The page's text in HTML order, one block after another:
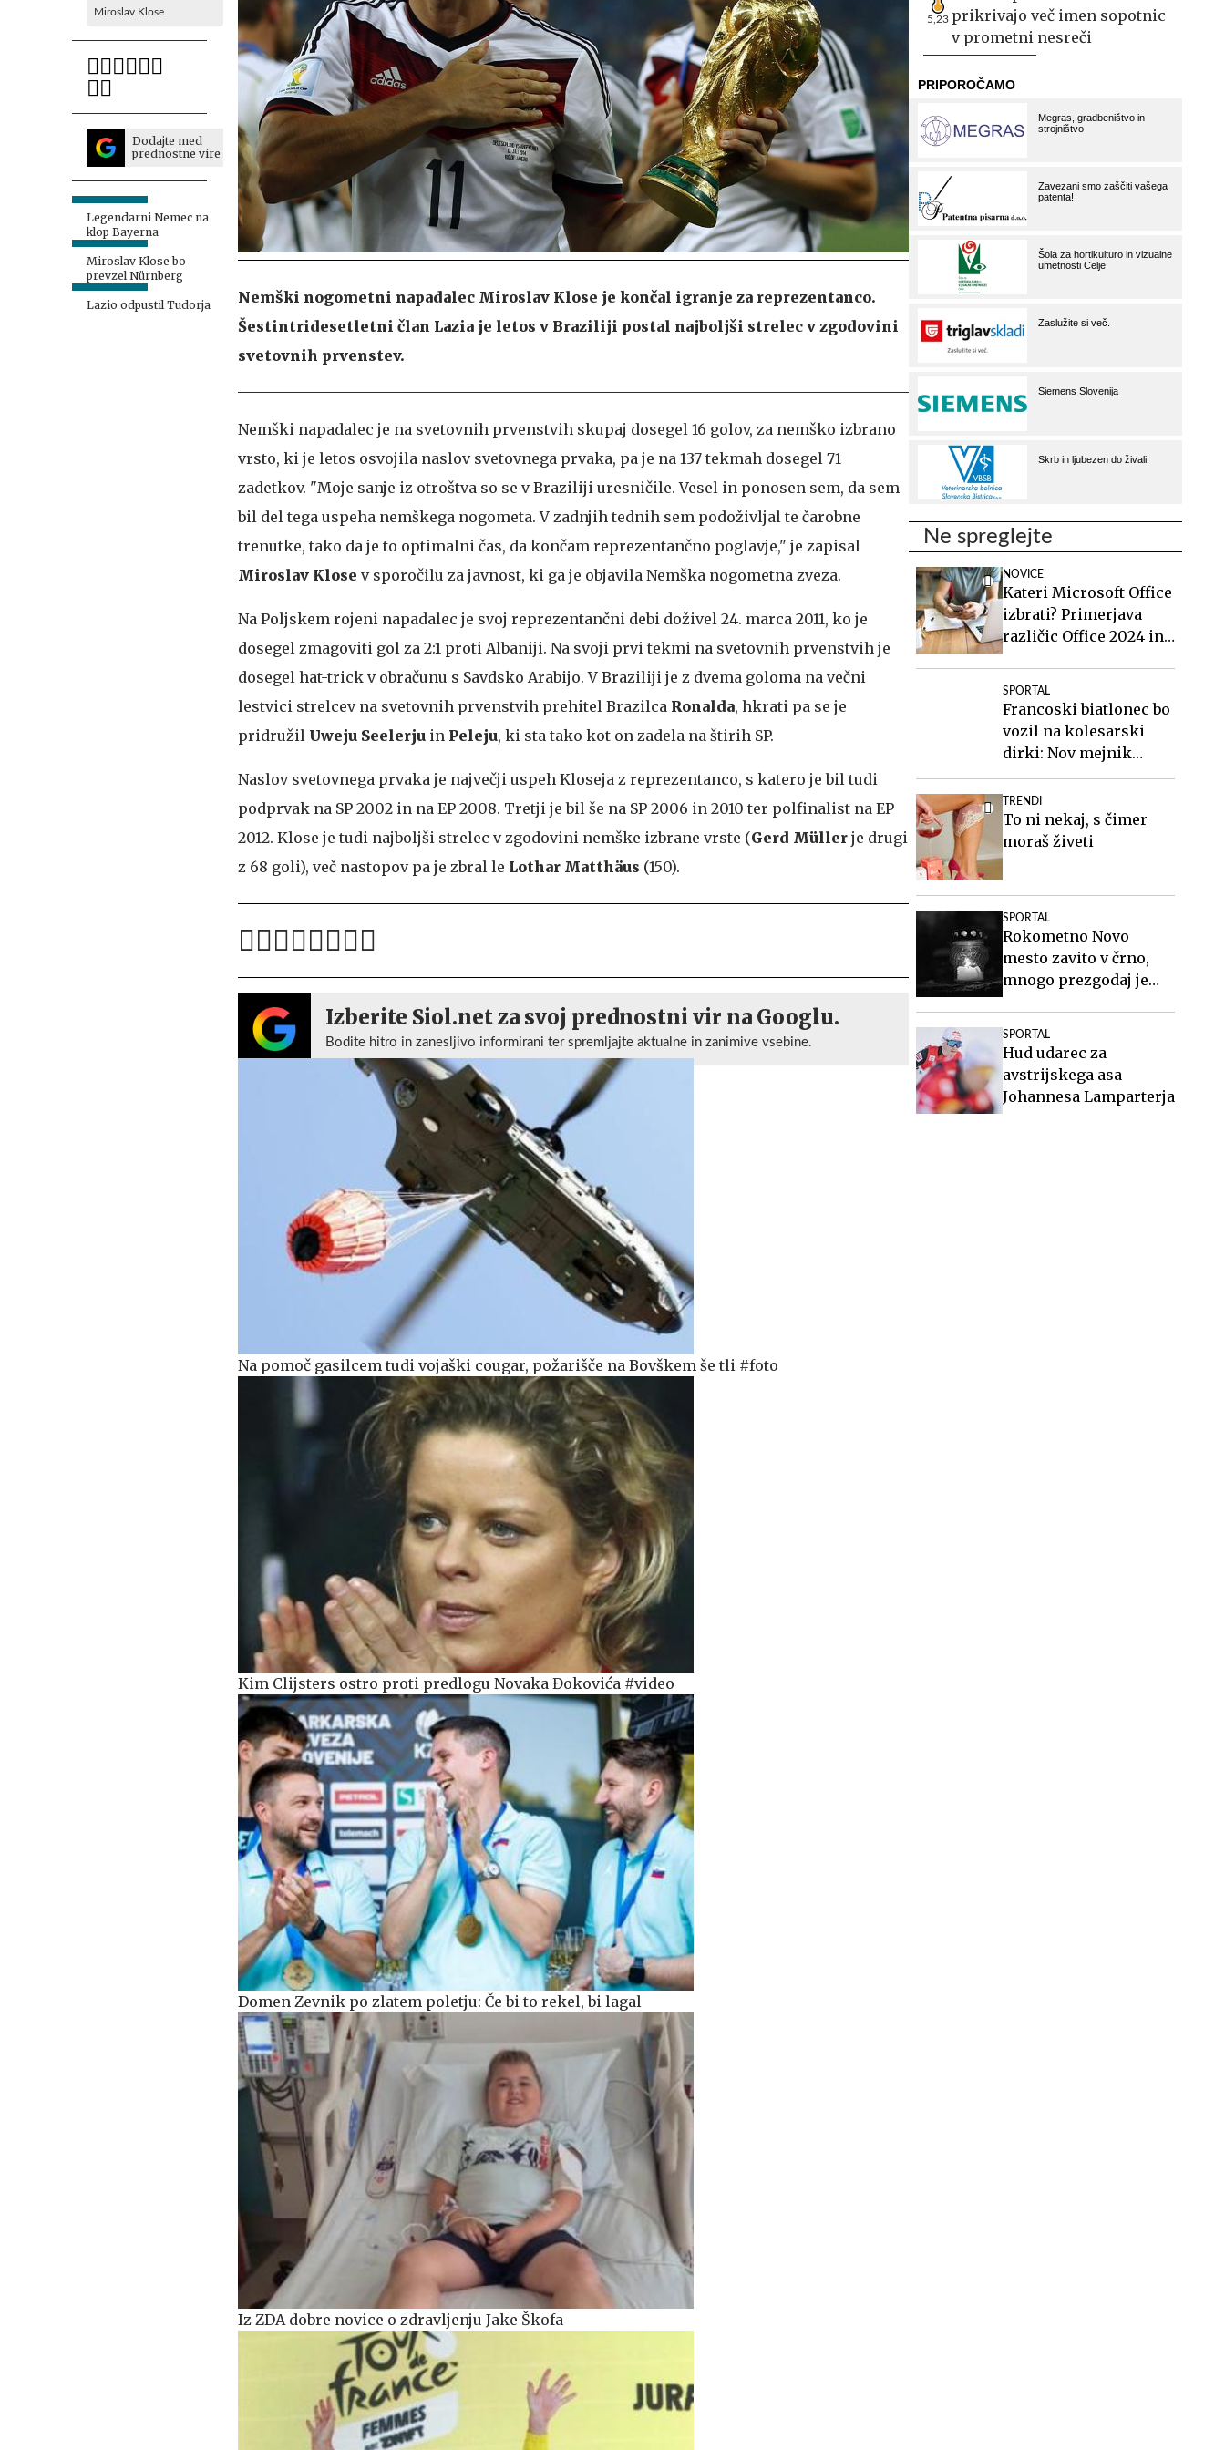
Miroslav Klose
Dodajte med
prednostne vire
Legendarni Nemec na
klop Bayerna
Miroslav Klose bo
prevzel Nürnberg
Lazio odpustil Tudorja
Nemški nogometni napadalec Miroslav Klose je končal igranje za reprezentanco.
Šestintridesetletni član Lazia je letos v Braziliji postal najboljši strelec v zgodovini
svetovnih prvenstev.
Nemški napadalec je na svetovnih prvenstvih skupaj dosegel 16 golov, za nemško izbrano
vrsto, ki je letos osvojila naslov svetovnega prvaka, pa je na 137 tekmah dosegel 71
zadetkov. "Moje sanje iz otroštva so se v Braziliji uresničile. Vesel in ponosen sem, da sem
bil del tega uspeha nemškega nogometa. V zadnjih tednih sem podoživljal te čarobne
trenutke, tako da je to optimalni čas, da končam reprezentančno poglavje," je zapisal
Miroslav Klose v sporočilu za javnost, ki ga je objavila Nemška nogometna zveza.
Na Poljskem rojeni napadalec je svoj reprezentančni debi doživel 24. marca 2011, ko je
dosegel zmagoviti gol za 2:1 proti Albaniji. Na svoji prvi tekmi na svetovnih prvenstvih je
dosegel hat-trick v obračunu s Savdsko Arabijo. V Braziliji je z dvema goloma na večni
lestvici strelcev na svetovnih prvenstvih prehitel Brazilca Ronalda, hkrati pa se je
pridružil Uweju Seelerju in Peleju, ki sta tako kot on zadela na štirih SP.
Naslov svetovnega prvaka je največji uspeh Kloseja z reprezentanco, s katero je bil tudi
podprvak na SP 2002 in na EP 2008. Tretji je bil še na SP 2006 in 2010 ter polfinalist na EP
2012. Klose je tudi najboljši strelec v zgodovini nemške izbrane vrste (Gerd Müller je drugi
z 68 goli), več nastopov pa je zbral le Lothar Matthäus (150).
Izberite Siol.net za svoj prednostni vir na Googlu.
Bodite hitro in zanesljivo informirani ter spremljajte aktualne in zanimive vsebine.
Na pomoč gasilcem tudi vojaški cougar, požarišče na Bovškem še tli #foto
Kim Clijsters ostro proti predlogu Novaka Đokovića #video
Domen Zevnik po zlatem poletju: Če bi to rekel, bi lagal
Iz ZDA dobre novice o zdravljenju Jake Škofa
5,23 prikrivajo več imen sopotnic
v prometni nesreči
Ne spreglejte
NOVICE
Kateri Microsoft Office
izbrati? Primerjava
različic Office 2024 in
SPORTAL
Francoski biatlonec bo
vozil na kolesarski
dirki: Nov mejnik
športne kariere
TRENDI
To ni nekaj, s čimer
moraš živeti
SPORTAL
Rokometno Novo
mesto zavito v črno,
mnogo prezgodaj je
SPORTAL
Hud udarec za
avstrijskega asa
Johannesa Lamparterja